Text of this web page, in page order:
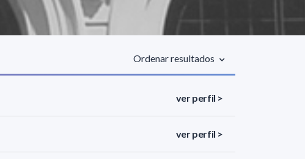
Ordenar resultados
ver perfil >
ver perfil >